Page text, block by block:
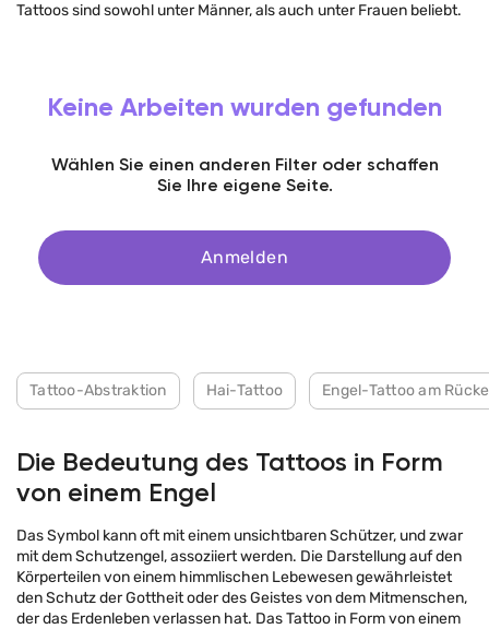
Tattoos sind sowohl unter Männer, als auch unter Frauen beliebt.
Keine Arbeiten wurden gefunden
Wählen Sie einen anderen Filter oder schaffen
Sie Ihre eigene Seite.
Anmelden
Tattoo-Abstraktion Hai-Tattoo Engel-Tattoo am
Die Bedeutung des Tattoos in Form
von einem Engel
Das Symbol kann oft mit einem unsichtbaren Schützer, und zwar
mit dem Schutzengel, assoziiert werden. Die Darstellung auf den
Körperteilen von einem himmlischen Lebewesen gewährleistet
den Schutz der Gottheit oder des Geistes von dem Mitmenschen,
der das Erdenleben verlassen hat. Das Tattoo in Form von einem